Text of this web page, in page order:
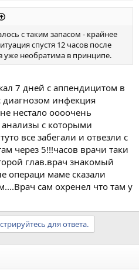
с таким запасом - крайнее
спустя 12 часов после
уже необратима в принципе.
7 дней с аппендицитом в
инфекция
нестало оооочень
анализы с которыми
все забегали и отвезли с
через 5!!!часов врачи таки
глав.врач знакомый
операци маме сказали
сам охренел что там у
для ответа.